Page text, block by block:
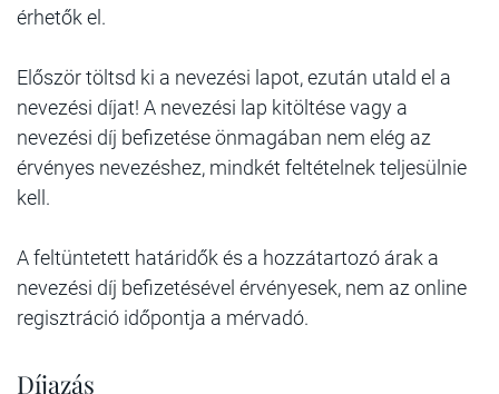
érhetők el.
Először töltsd ki a nevezési lapot, ezután utald el a
nevezési díjat! A nevezési lap kitöltése vagy a
nevezési díj befizetése önmagában nem elég az
érvényes nevezéshez, mindkét feltételnek teljesülnie
kell.
A feltüntetett határidők és a hozzátartozó árak a
nevezési díj befizetésével érvényesek, nem az online
regisztráció időpontja a mérvadó.
Díjazás